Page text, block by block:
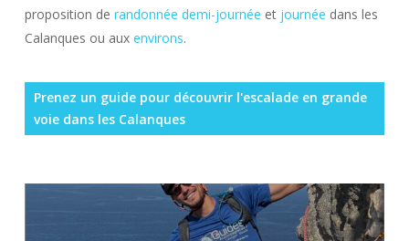
proposition de randonnée demi-journée et journée dans les
Calanques ou aux environs.
Prenez un guide pour découvrir l'escalade en grande
voie dans les Calanques